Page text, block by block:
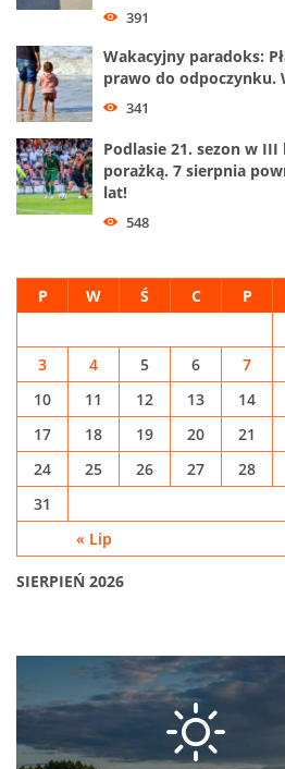
391
Wakacyjny paradoks:
prawo do odpoczynku.
341
Podlasie 21. sezon w III
porażką. 7 sierpnia
lat!
548
SIERPIEŃ 2026
P W Ś C P
« Lip
3
4 5 6 7
10
11 12 13 14
17
18 19 20 21
24
25 26 27 28
31